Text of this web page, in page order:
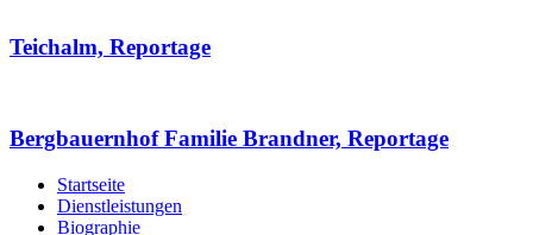
Teichalm, Reportage
Bergbauernhof Familie Brandner, Reportage
Startseite
Dienstleistungen
Biographie